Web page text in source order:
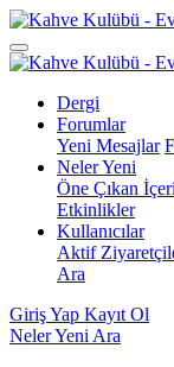
Dergi
Forumlar
Yeni Mesajlar
Neler Yeni
Öne Çıkan
Etkinlikler
Kullanıcılar
Aktif
Ara
Giriş Yap Kayıt Ol
Neler Yeni Ara